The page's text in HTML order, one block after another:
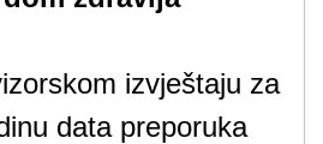
izvještaju za
data preporuka